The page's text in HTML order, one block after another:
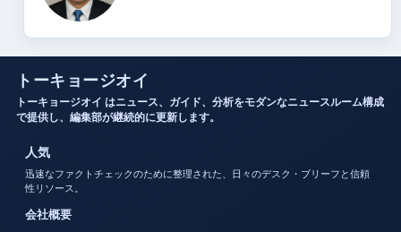
トーキョージオイ
トーキョージオイ はニュース、ガイド、分析をモダンなニュースルーム構成
で提供し、編集部が継続的に更新します。
人気
迅速なファクトチェックのために整理された、日々のデスク・ブリーフと信頼
性リソース。
会社概要